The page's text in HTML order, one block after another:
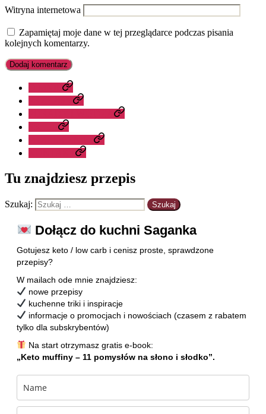
Witryna internetowa
Zapamiętaj moje dane w tej przeglądarce podczas pisania
kolejnych komentarzy.
Tu znajdziesz przepis
Szukaj:
Dołącz do kuchni Saganka
Gotujesz keto / low carb i cenisz proste, sprawdzone
przepisy?
W mailach ode mnie znajdziesz:
nowe przepisy
kuchenne triki i inspiracje
informacje o promocjach i nowościach (czasem z rabatem
tylko dla subskrybentów)
Na start otrzymasz gratis e-book:
„Keto muffiny – 11 pomysłów na słono i słodko”.